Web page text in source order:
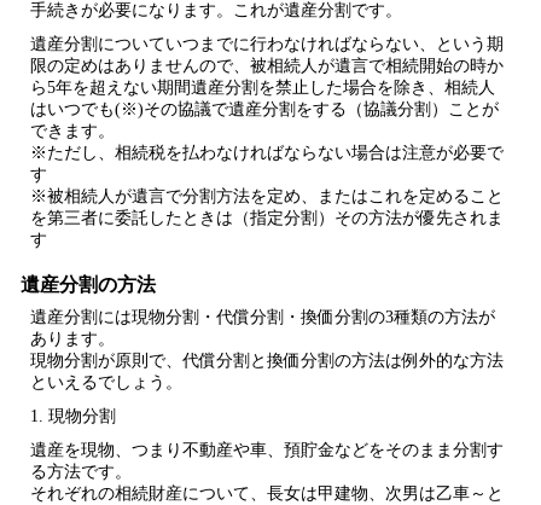
手続きが必要になります。これが遺産分割 です。
遺産分割についていつまでに行わなければならない、という期
限の定めはありませんので、被相続人が遺言で相続開始の時か
ら5年を超えない期間遺産分割を禁止した場合を除き、相続人
はいつでも(※)その協議で遺産分割をする（協議分割 ）ことが
できます。
※ただし、相続税を払わなければならない場合は注意が必要で
す
※被相続人が遺言で分割方法を定め、またはこれを定めること
を第三者に委託したときは（指定分割 ）その方法が優先されま
す
遺産分割の方法
遺産分割には現物分割・代償分割・換価分割の3種類の方法が
あります。
現物分割 が原則で、 代償分割 と 換価分割 の方法は例外的な方法
といえるでしょう。
1. 現物分割
遺産を現物、つまり不動産や車、預貯金などをそのまま分割す
る方法です。
それぞれの相続財産について、長女は甲建物、次男は乙車～と